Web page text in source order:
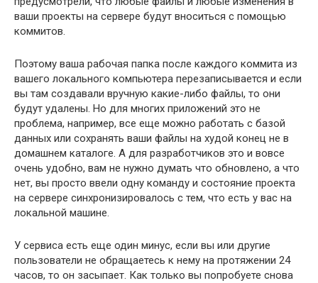
ваши проекты на сервере будут вноситься с помощью
коммитов.
Поэтому ваша рабочая папка после каждого коммита из
вашего локального компьютера перезаписывается и если
вы там создавали вручную какие-либо файлы, то они
будут удалены. Но для многих приложений это не
проблема, например, все еще можно работать с базой
данных или сохранять ваши файлы на худой конец не в
домашнем каталоге. А для разработчиков это и вовсе
очень удобно, вам не нужно думать что обновлено, а что
нет, вы просто ввели одну команду и состояние проекта
на сервере синхронизировалось с тем, что есть у вас на
локальной машине.
У сервиса есть еще один минус, если вы или другие
пользователи не обращаетесь к нему на протяжении 24
часов, то он засыпает. Как только вы попробуете снова